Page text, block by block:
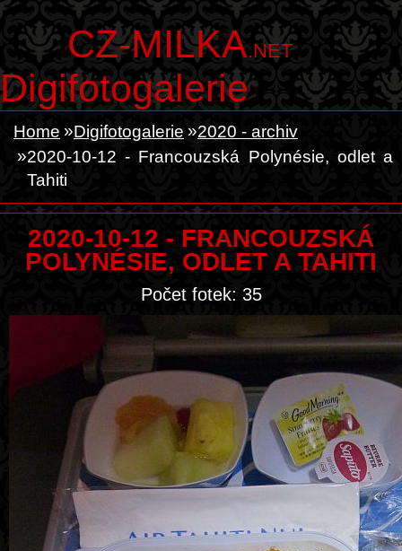
CZ-MILKA.NET
Digifotogalerie
Home Digifotogalerie
2020 - archiv
2020-10-12 - Francouzská Polynésie, odlet a
Tahiti
2020-10-12 - FRANCOUZSKÁ
POLYNÉSIE, ODLET A TAHITI
Počet fotek: 35